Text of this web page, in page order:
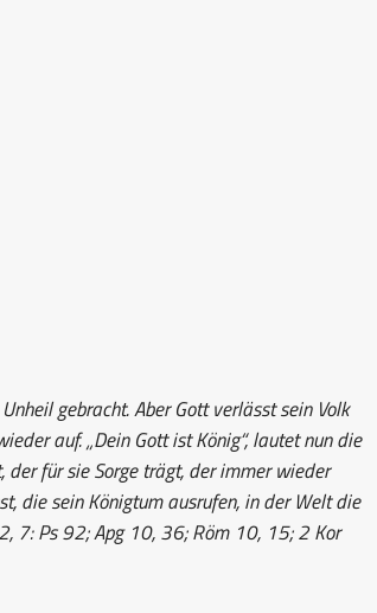
gebracht. Aber Gott verlässt sein Volk
auf. „Dein Gott ist König“, lautet nun die
für sie Sorge trägt, der immer wieder
die sein Königtum ausrufen, in der Welt die
7: Ps 92; Apg 10, 36; Röm 10, 15; 2 Kor